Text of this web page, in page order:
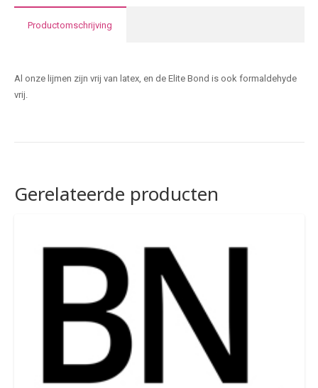
Productomschrijving
Al onze lijmen zijn vrij van latex, en de Elite Bond is ook formaldehyde
vrij.
Gerelateerde producten